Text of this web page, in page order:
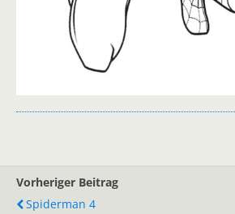
Vorheriger Beitrag
Spiderman 4